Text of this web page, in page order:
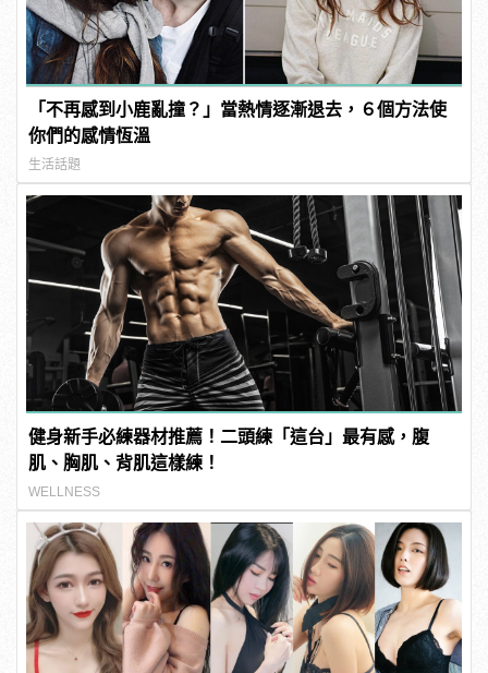
「不再感到小鹿亂撞？」當熱情逐漸退去，６個方法使
你們的感情恆溫
生活話題
健身新手必練器材推薦！二頭練「這台」最有感，腹
肌、胸肌、背肌這樣練！
WELLNESS